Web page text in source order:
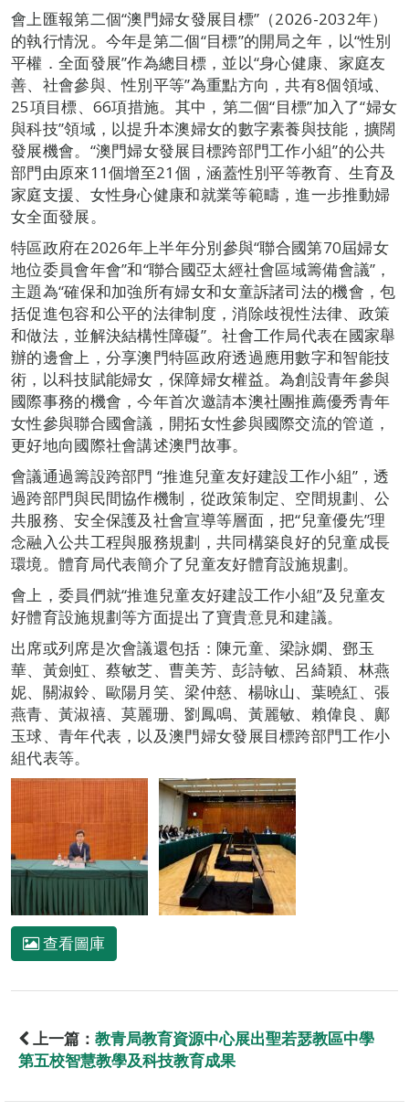
會上匯報第二個“澳門婦女發展目標”（2026-2032年）
的執行情況。今年是第二個“目標”的開局之年，以“性別
平權．全面發展”作為總目標，並以“身心健康、家庭友
善、社會參與、性別平等”為重點方向，共有8個領域、
25項目標、66項措施。其中，第二個“目標”加入了“婦女
與科技”領域，以提升本澳婦女的數字素養與技能，擴闊
發展機會。“澳門婦女發展目標跨部門工作小組”的公共
部門由原來11個增至21個，涵蓋性別平等教育、生育及
家庭支援、女性身心健康和就業等範疇，進一步推動婦
女全面發展。
特區政府在2026年上半年分別參與“聯合國第70屆婦女
地位委員會年會”和“聯合國亞太經社會區域籌備會議”，
主題為“確保和加強所有婦女和女童訴諸司法的機會，包
括促進包容和公平的法律制度，消除歧視性法律、政策
和做法，並解決結構性障礙”。社會工作局代表在國家舉
辦的邊會上，分享澳門特區政府透過應用數字和智能技
術，以科技賦能婦女，保障婦女權益。為創設青年參與
國際事務的機會，今年首次邀請本澳社團推薦優秀青年
女性參與聯合國會議，開拓女性參與國際交流的管道，
更好地向國際社會講述澳門故事。
會議通過籌設跨部門 “推進兒童友好建設工作小組”，透
過跨部門與民間協作機制，從政策制定、空間規劃、公
共服務、安全保護及社會宣導等層面，把“兒童優先”理
念融入公共工程與服務規劃，共同構築良好的兒童成長
環境。體育局代表簡介了兒童友好體育設施規劃。
會上，委員們就“推進兒童友好建設工作小組”及兒童友
好體育設施規劃等方面提出了寶貴意見和建議。
出席或列席是次會議還包括：陳元童、梁詠嫻、鄧玉
華、黃劍虹、蔡敏芝、曹美芳、彭詩敏、呂綺穎、林燕
妮、關淑鈴、歐陽月笑、梁仲慈、楊咏山、葉曉紅、張
燕青、黃淑禧、莫麗珊、劉鳳鳴、黃麗敏、賴偉良、鄺
玉球、青年代表，以及澳門婦女發展目標跨部門工作小
組代表等。
查看圖庫
上一篇： 教青局教育資源中心展出聖若瑟教區中學
第五校智慧教學及科技教育成果